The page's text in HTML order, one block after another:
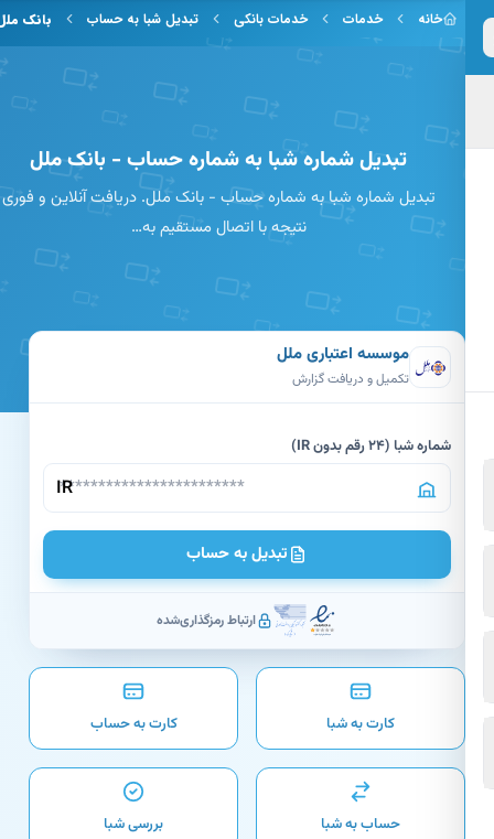
به محتوای اصلی
خانه خدمات خدمات بانکی تبدیل شبا به حساب بانک ملل
تبدیل شماره شبا به شماره حساب - بانک ملل
تبدیل شماره شبا به شماره حساب - بانک ملل. دریافت آنلاین و فوری
نتیجه با اتصال مستقیم به…
موسسه اعتباری ملل
تکمیل و دریافت گزارش
شماره شبا (24 رقم بدون IR)
IR
تبدیل به حساب
ارتباط رمزگذاری‌شده
کارت به شبا کارت به حساب
حساب به شبا بررسی شبا